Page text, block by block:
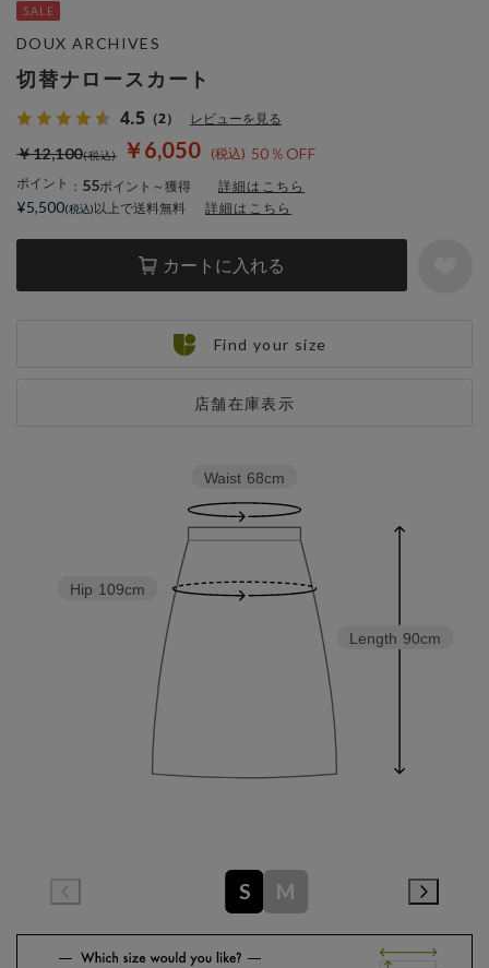
切替ナロースカート
4.5 （2） レビューを見る
￥6,050 50％OFF
￥12,100
ポイント ： 55ポイント～獲得 詳細はこちら
カートに入れる
店舗在庫表示
DOUX ARCHIVES
¥5,500 以上で送料無料 詳細はこちら
Find your size
Length 90cm
Hip 109cm
Waist 68cm
S M